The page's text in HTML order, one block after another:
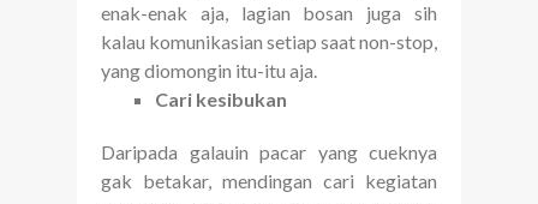
enak-enak aja, lagian bosan juga sih
kalau komunikasian setiap saat non-stop,
yang diomongin itu-itu aja.
Cari kesibukan
Daripada galauin pacar yang cueknya
gak betakar, mendingan cari kegiatan